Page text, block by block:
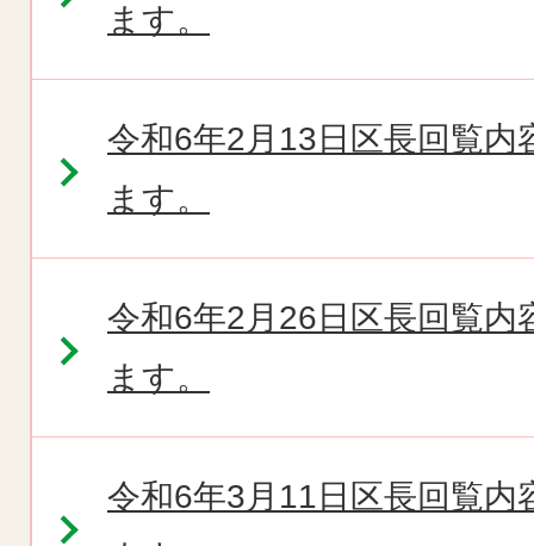
ます。
令和6年2月13日区長回覧
ます。
令和6年2月26日区長回覧
ます。
令和6年3月11日区長回覧